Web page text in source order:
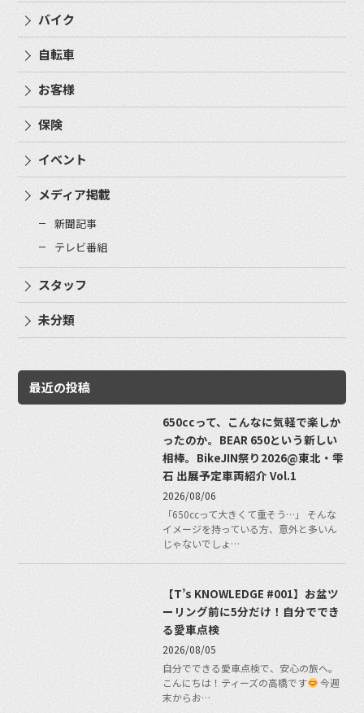
バイク
自転車
お客様
保険
イベント
メディア掲載
新聞記事
テレビ番組
スタッフ
未分類
最近の投稿
650ccって、こんなに気軽で楽しか
ったのか。BEAR 650という新しい
相棒。BikeJIN祭り2026@東北・雫
石 出展予定車両紹介 Vol.1
2026/08/06
「650ccって大きくて重そう…」 そんな
イメージを持っている方、意外と多いん
じゃないでしょ…
【T’s KNOWLEDGE #001】お盆ツ
ーリング前に5分だけ！自分ででき
る愛車点検
2026/08/05
自分でできる愛車点検で、安心の旅へ。
こんにちは！ティーズの高橋です
今週
末からお…